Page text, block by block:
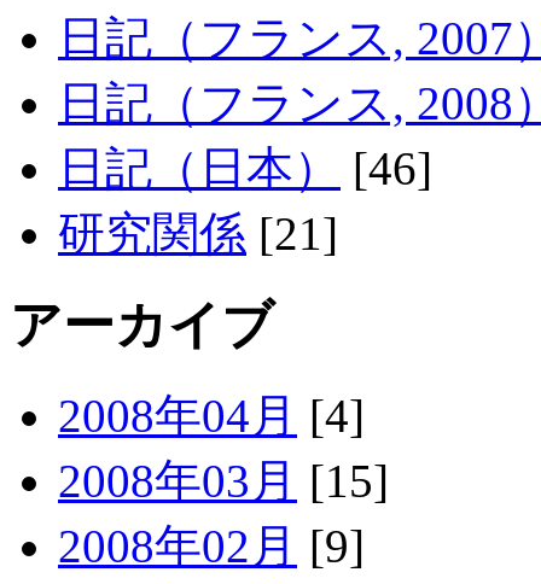
日記（フランス, 2007
日記（フランス, 2008
日記（日本）
[46]
研究関係 [21]
アーカイブ
2008年04月 [4]
2008年03月 [15]
2008年02月 [9]